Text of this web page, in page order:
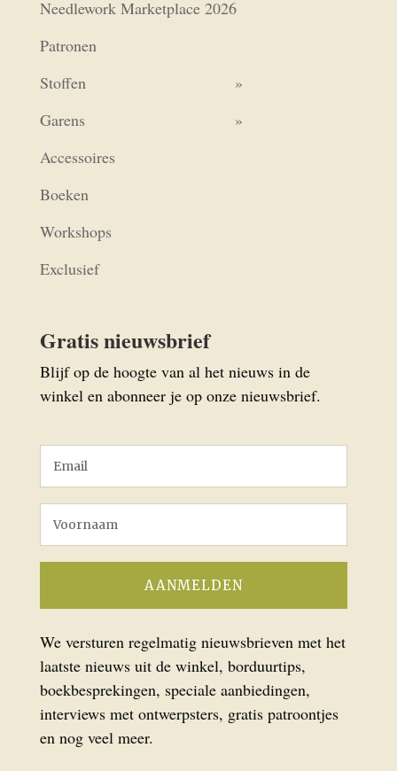
Needlework Marketplace 2026
Patronen
Stoffen
Garens
Accessoires
Boeken
Workshops
Exclusief
Gratis nieuwsbrief
Blijf op de hoogte van al het nieuws in de
winkel en abonneer je op onze nieuwsbrief.
We versturen regelmatig nieuwsbrieven met het
laatste nieuws uit de winkel, borduurtips,
boekbesprekingen, speciale aanbiedingen,
interviews met ontwerpsters, gratis patroontjes
en nog veel meer.